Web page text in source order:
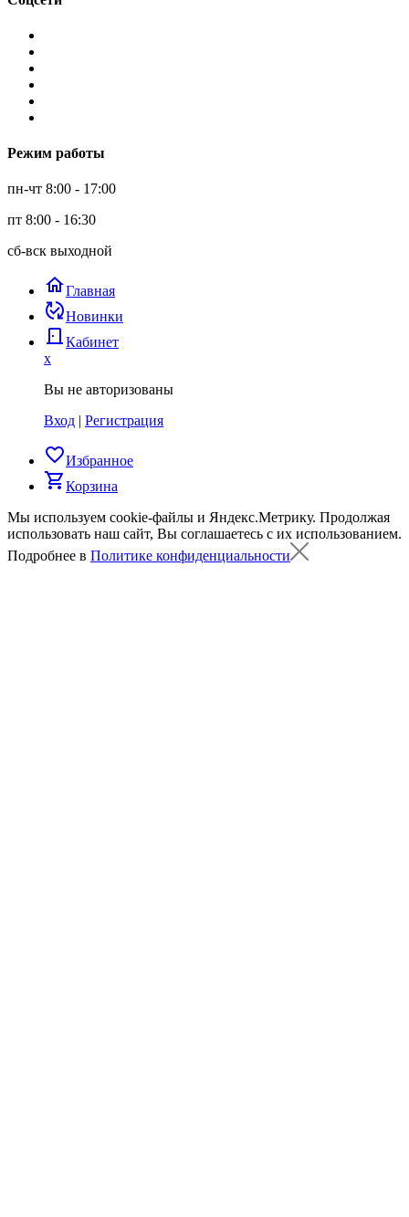
Режим работы
пн-чт 8:00 - 17:00
пт 8:00 - 16:30
сб-вск выходной
homeГлавная
published_with_changesНовинки
door_back Кабинет
x
Вы не авторизованы
Вход | Регистрация
favorite_borderИзбранное
shopping_cartКорзина
Мы используем cookie-файлы и Яндекс.Метрику. Продолжая
использовать наш сайт, Вы соглашаетесь с их использованием.
Подробнее в Политике конфиденциальности